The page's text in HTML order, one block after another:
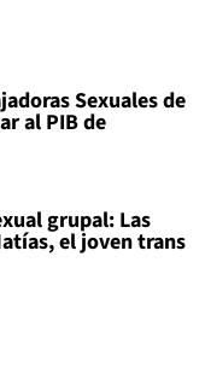
Sexuales de
al PIB de
grupal: Las
el joven trans